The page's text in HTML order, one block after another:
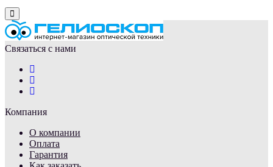
Связаться с нами
Компания
О компании
Оплата
Гарантия